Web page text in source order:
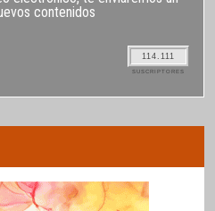
contenidos
114.111
SUSCRIPTORES